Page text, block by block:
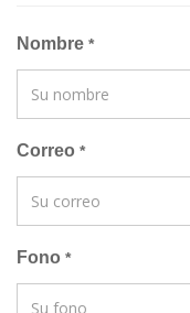
Nombre *
Correo *
Fono *